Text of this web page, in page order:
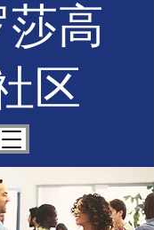
高
区